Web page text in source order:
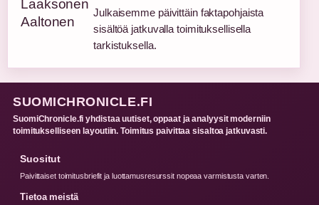
Julkaisemme päivittäin faktapohjaista
sisältöä jatkuvalla toimituksellisella
tarkistuksella.
SUOMICHRONICLE.FI
SuomiChronicle.fi yhdistaa uutiset, oppaat ja analyysit moderniin
toimitukselliseen layoutiin. Toimitus paivittaa sisaltoa jatkuvasti.
Suositut
Paivittaiset toimitusbriefit ja luottamusresurssit nopeaa varmistusta varten.
Tietoa meistä